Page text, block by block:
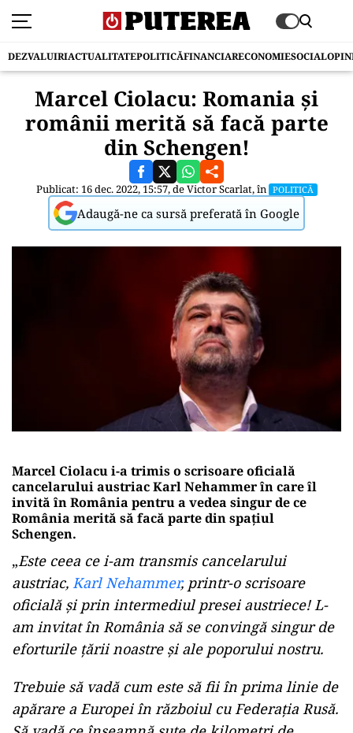
DEZVALUIRIACTUALITATEPOLITICĂFINANCIARECONOMIESOCIAL
Marcel Ciolacu: Romania și
românii merită să facă parte
din Schengen!
Publicat: 16 dec. 2022, 15:57, deVictor Scarlat, în POLITICĂ
Adaugă-ne ca sursă preferată în Google
Marcel Ciolacu i-a trimis o scrisoare oficială
cancelarului austriac Karl Nehammer în care îl
invită în România pentru a vedea singur de ce
România merită să facă parte din spațiul
Schengen.
„Este ceea ce i-am transmis cancelarului
austriac, Karl Nehammer, printr-o scrisoare
oficială și prin intermediul presei austriece! L-
am invitat în România să se convingă singur de
eforturile țării noastre și ale poporului nostru.
Trebuie să vadă cum este să fii în prima linie de
apărare a Europei în războiul cu Federația Rusă.